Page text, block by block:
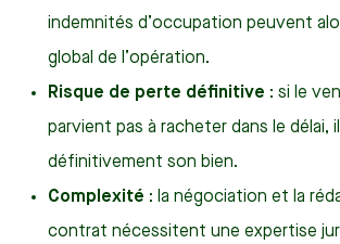
indemnités d’occupation peuvent
global de l’opération.
Risque de perte définitive : si le
parvient pas à racheter dans le délai,
définitivement son bien.
Complexité : la négociation et la
contrat nécessitent une expertise